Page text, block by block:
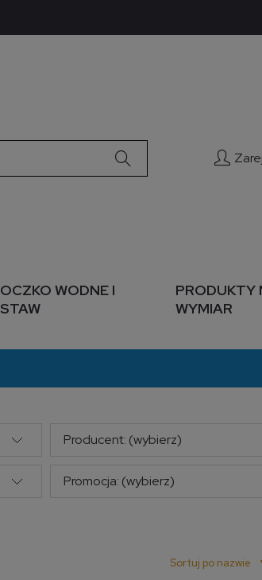
OCZKO WODNE I
STAW
PRODUKTY
WYMIAR
Producent: (wybierz)
Promocja: (wybierz)
Sortuj po nazwie